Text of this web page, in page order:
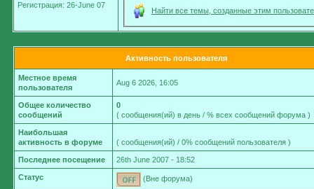
Регистрация: 26-June 07
Найти все темы, созданные этим
Активность пользователя
Местное время
пользователя
Aug 6 2026, 16:05
Общее количество
сообщений
0
( сообщения(ий) в день / % всех сообщений форума )
Наибольшая
активность в форуме
( сообщения(ий) / 0% сообщений пользователя )
Последнее посещение 26th June 2007 - 18:52
Статус (Вне форума)